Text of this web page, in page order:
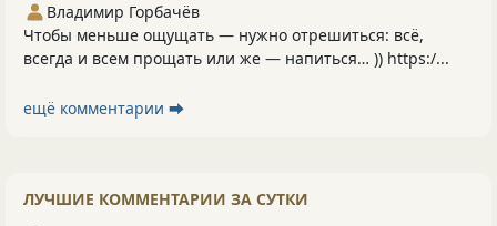
Владимир Горбачёв
Чтобы меньше ощущать — нужно отрешиться: всё,
всегда и всем прощать или же — напиться… )) https:/...
ещё комментарии ⮕
ЛУЧШИЕ КОММЕНТАРИИ ЗА СУТКИ